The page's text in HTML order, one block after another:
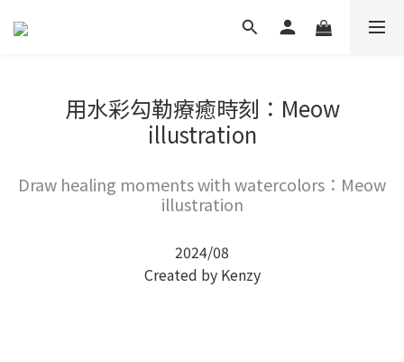
用水彩勾勒療癒時刻：Meow
illustration
Draw healing moments with watercolors：Meow
illustration
2024/08
Created by Kenzy